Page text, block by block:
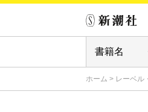
ホーム > レーベル